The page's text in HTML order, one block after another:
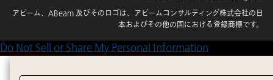
アビーム、ABeam 及びそのロゴは、アビームコンサルティング株式会社の日
本およびその他の国における登録商標です。
Do Not Sell or Share My Personal Information